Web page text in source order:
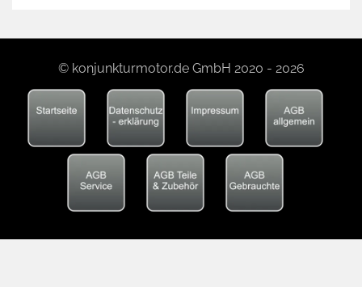
© konjunkturmotor.de GmbH 2020 - 2026